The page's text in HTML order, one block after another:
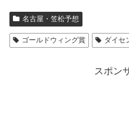
名古屋・笠松予想
ゴールドウィング賞 ダイセ
スポン